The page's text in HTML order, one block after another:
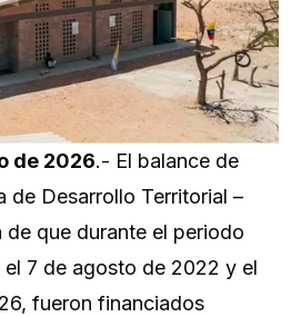
de 2026.- El balance de
de Desarrollo Territorial –
de que durante el periodo
7 de agosto de 2022 y el
fueron financiados